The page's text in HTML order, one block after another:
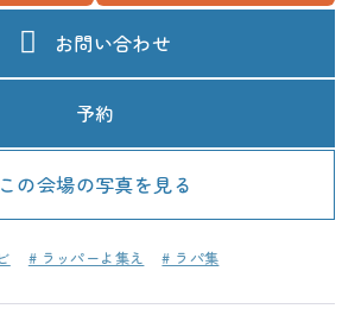
お問い合わせ
予約
この会場の写真を見る
# ラッパーよ集え # ラパ集